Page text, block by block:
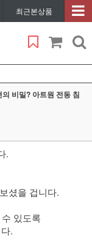
최근본상품
비밀? 아트원 전동 침
.
셨을 겁니다.
있도록
.